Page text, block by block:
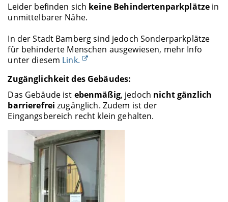
Leider befinden sich keine Behindertenparkplätze in
unmittelbarer Nähe.
In der Stadt Bamberg sind jedoch Sonderparkplätze
für behinderte Menschen ausgewiesen, mehr Info
unter diesem Link.
Zugänglichkeit des Gebäudes:
Das Gebäude ist ebenmäßig, jedoch nicht gänzlich
barrierefrei zugänglich. Zudem ist der
Eingangsbereich recht klein gehalten.